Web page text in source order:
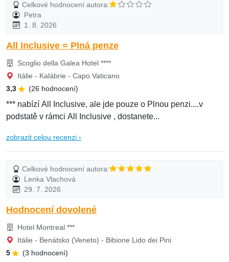
Celkové hodnocení autora:
Petra
1. 8. 2026
All Inclusive = Plná penze
Scoglio della Galea Hotel ****
Itálie - Kalábrie - Capo Vaticano
3,3
(26 hodnocení)
*** nabízí All Inclusive, ale jde pouze o Plnou penzi....v
podstatě v rámci All Inclusive , dostanete...
zobrazit celou recenzi ›
Celkové hodnocení autora:
Lenka Vlachová
29. 7. 2026
Hodnocení dovolené
Hotel Montreal ***
Itálie - Benátsko (Veneto) - Bibione Lido dei Pini
5
(3 hodnocení)